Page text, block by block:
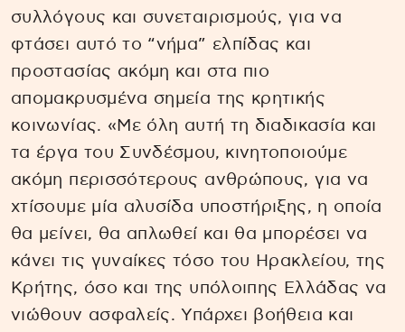
συλλόγους και συνεταιρισμούς, για να
φτάσει αυτό το “νήμα” ελπίδας και
προστασίας ακόμη και στα πιο
απομακρυσμένα σημεία της κρητικής
κοινωνίας. «Με όλη αυτή τη διαδικασία και
τα έργα του Συνδέσμου, κινητοποιούμε
ακόμη περισσότερους ανθρώπους, για να
χτίσουμε μία αλυσίδα υποστήριξης, η οποία
θα μείνει, θα απλωθεί και θα μπορέσει να
κάνει τις γυναίκες τόσο του Ηρακλείου, της
Κρήτης, όσο και της υπόλοιπης Ελλάδας να
νιώθουν ασφαλείς. Υπάρχει βοήθεια και